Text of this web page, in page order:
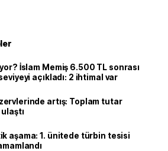
İslam Memiş 6.500 TL sonrası
açıkladı: 2 ihtimal var
artış: Toplam tutar
aşama: 1. ünitede türbin tesisi